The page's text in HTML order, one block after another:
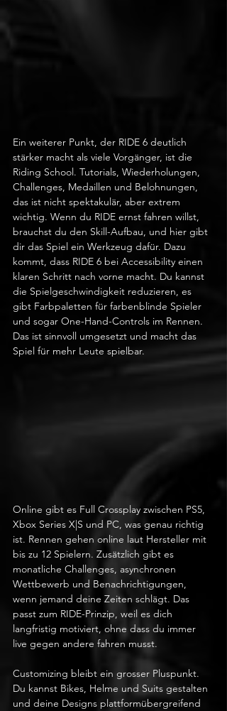
Ein weiterer Punkt, der RIDE 6 deutlich
stärker macht als viele Vorgänger, ist die
Riding School. Tutorials, Wiederholungen,
Challenges, Medaillen und Belohnungen,
das ist nicht spektakulär, aber extrem
wichtig. Wenn du RIDE ernst fahren willst,
brauchst du den Skill-Aufbau, und hier gibt
dir das Spiel ein Werkzeug dafür. Dazu
kommt, dass RIDE 6 bei Accessibility einen
klaren Schritt nach vorne macht. Du kannst
die Spielgeschwindigkeit reduzieren, es
gibt Farbpaletten für farbenblinde Spieler
und sogar One-Hand-Controls im Rennen.
Das ist sinnvoll umgesetzt und macht das
Spiel für mehr Leute spielbar.
Online gibt es Full Crossplay zwischen PS5,
Xbox Series X|S und PC, was genau richtig
ist. Rennen gehen online laut Hersteller mit
bis zu 12 Spielern. Zusätzlich gibt es
monatliche Challenges, asynchronen
Wettbewerb und Benachrichtigungen,
wenn jemand deine Zeiten schlägt. Das
passt zum RIDE-Prinzip, weil es dich
langfristig motiviert, ohne dass du immer
live gegen andere fahren musst.
Customizing bleibt ein grosser Pluspunkt.
Du kannst Bikes, Helme und Suits gestalten
und deine Designs plattformübergreifend